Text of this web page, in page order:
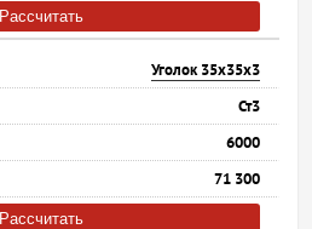
Рассчитать
Уголок 35х35х3
Ст3
6000
71 300
Рассчитать